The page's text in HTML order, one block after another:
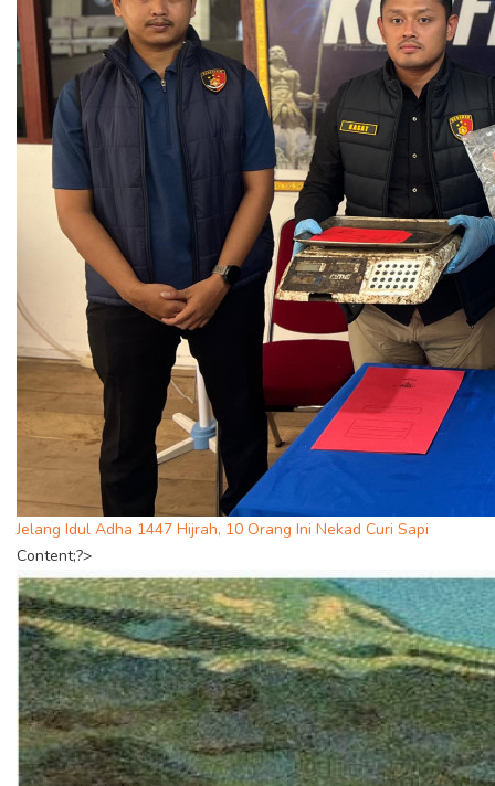
Jelang Idul Adha 1447 Hijrah, 10 Orang Ini Nekad Curi Sapi
Content;?>